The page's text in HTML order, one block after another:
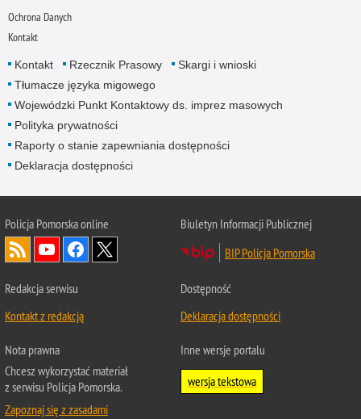
Ochrona Danych
Kontakt
Kontakt Rzecznik Prasowy
Skargi i wnioski
Tłumacze języka migowego
Wojewódzki Punkt Kontaktowy ds. imprez masowych
Polityka prywatności
Raporty o stanie zapewniania dostępności
Deklaracja dostępności
Policja Pomorska online
Biuletyn Informacji Publicznej
BIP Policja Pomorska
Redakcja serwisu
Kontakt z redakcją
Dostępność
Deklaracja dostępności
Nota prawna
Chcesz wykorzystać materiał
z serwisu Policja Pomorska.
Zapoznaj się z zasadami
Inne wersje portalu
wersja tekstowa